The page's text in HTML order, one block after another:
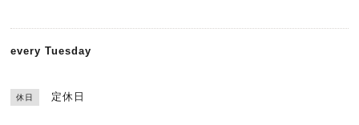
every Tuesday
休日 定休日